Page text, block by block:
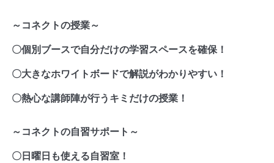
～コネクトの授業～
〇個別ブースで自分だけの学習スペースを確保！
〇大きなホワイトボードで解説がわかりやすい！
〇熱心な講師陣が行うキミだけの授業！
～コネクトの自習サポート～
〇日曜日も使える自習室！